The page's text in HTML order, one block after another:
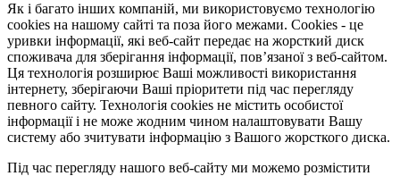
Як і багато інших компаній, ми використовуємо технологію
cookies на нашому сайті та поза його межами. Cookies - це
уривки інформації, які веб-сайт передає на жорсткий диск
споживача для зберігання інформації, пов’язаної з веб-сайтом.
Ця технологія розширює Ваші можливості використання
інтернету, зберігаючи Ваші пріоритети під час перегляду
певного сайту. Технологія cookies не містить особистої
інформації і не може жодним чином налаштовувати Вашу
систему або зчитувати інформацію з Вашого жорсткого диска.
Під час перегляду нашого веб-сайту ми можемо розмістити